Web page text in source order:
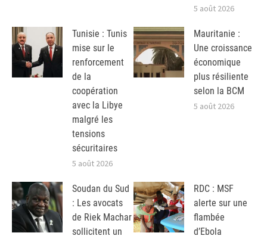
5 août 2026
Tunisie : Tunis
mise sur le
renforcement
de la
coopération
avec la Libye
malgré les
tensions
sécuritaires
5 août 2026
Mauritanie :
Une croissance
économique
plus résiliente
selon la BCM
5 août 2026
Soudan du Sud
: Les avocats
de Riek Machar
sollicitent un
RDC : MSF
alerte sur une
flambée
d’Ebola